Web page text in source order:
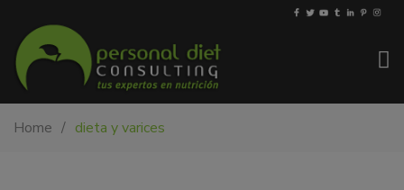
PDiet.com
yHome dieta y varices